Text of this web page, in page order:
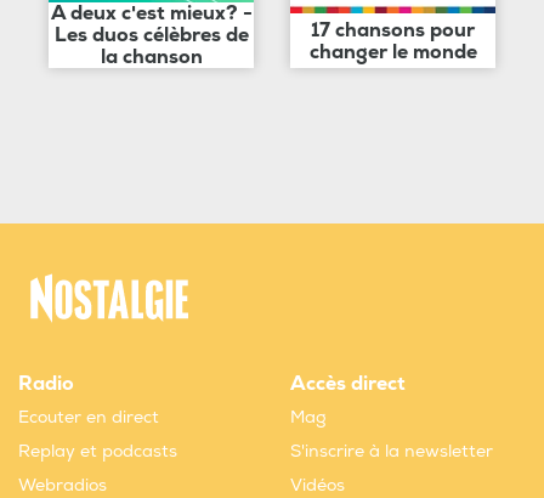
A deux c'est mieux? -
Les duos célèbres de
la chanson
17 chansons pour
changer le monde
Radio
Ecouter en direct
Replay et podcasts
Webradios
Accès direct
Mag
S'inscrire à la newsletter
Vidéos